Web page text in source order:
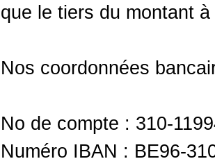
que le tiers du montant à
Nos coordonnées
No de compte : 310-
Numéro IBAN : BE96-